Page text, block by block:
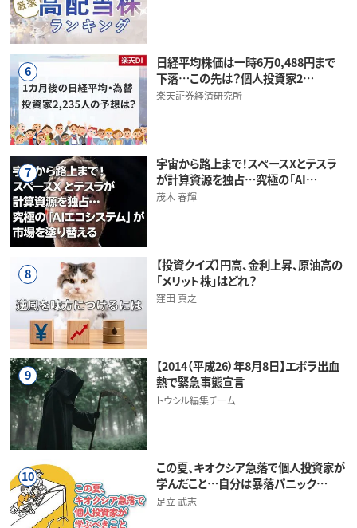
6
日経平均株価は一時6万0,488円まで
下落…この先は？個人投資家2…
楽天証券経済研究所
7
宇宙から路上まで！スペースXとテスラ
が計算資源を独占…究極の「AI…
茂木 春輝
8
【投資クイズ】円高、金利上昇、原油高の
「メリット株」はどれ？
窪田 真之
9
【2014（平成26）年8月8日】エボラ出血
熱で緊急事態宣言
トウシル編集チーム
10
この夏、キオクシア急落で個人投資家が
学んだこと…自分は暴落パニック…
足立 武志